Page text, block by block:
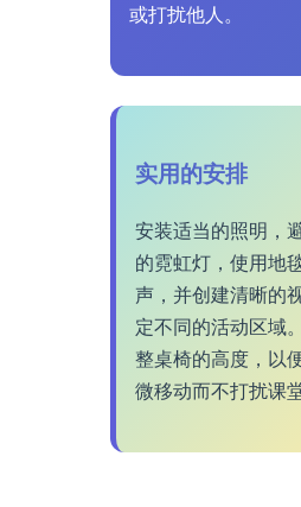
或打扰他人。
实用的安排
安装适当的照明，
的霓虹灯，使用地
声，并创建清晰的
定不同的活动区域
整桌椅的高度，以
微移动而不打扰课堂